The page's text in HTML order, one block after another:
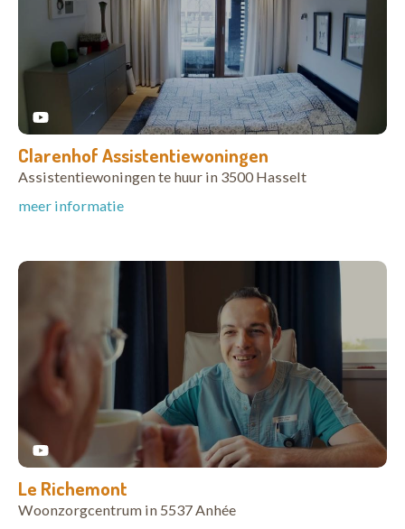
Clarenhof Assistentiewoningen
Assistentiewoningen te huur in 3500 Hasselt
meer informatie
Le Richemont
Woonzorgcentrum in 5537 Anhée